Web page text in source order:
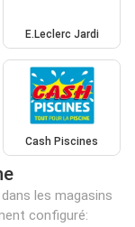
E.Leclerc Jardi
Cash Piscines
les magasins
configuré: